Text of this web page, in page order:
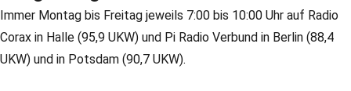
Immer Montag bis Freitag jeweils 7:00 bis 10:00 Uhr auf Radio
Corax in Halle (95,9 UKW) und Pi Radio Verbund in Berlin (88,4
UKW) und in Potsdam (90,7 UKW).